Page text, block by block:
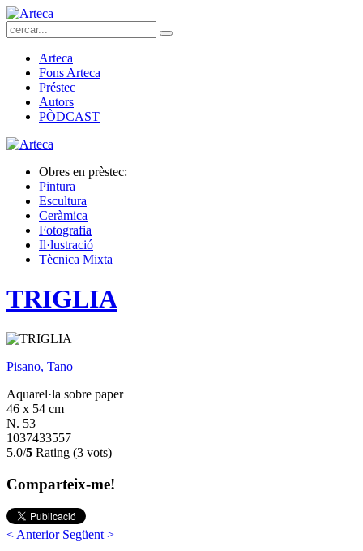
Arteca
Fons Arteca
Préstec
Autors
PÒDCAST
Obres en prèstec:
Pintura
Escultura
Ceràmica
Fotografia
Il·lustració
Tècnica Mixta
TRIGLIA
Pisano, Tano
Aquarel·la sobre paper
46 x 54 cm
N. 53
1037433557
5.0/5 Rating (3 vots)
Comparteix-me!
< Anterior Següent >